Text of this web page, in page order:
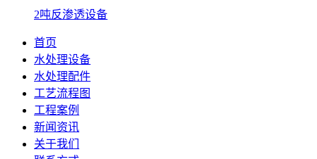
2吨反渗透设备
首页
水处理设备
水处理配件
工艺流程图
工程案例
新闻资讯
关于我们